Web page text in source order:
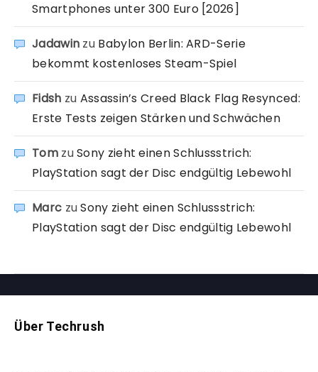
Smartphones unter 300 Euro [2026]
Jadawin zu Babylon Berlin: ARD-Serie
bekommt kostenloses Steam-Spiel
Fidsh zu Assassin’s Creed Black Flag Resynced:
Erste Tests zeigen Stärken und Schwächen
TomzuSony zieht einen Schlussstrich:
PlayStation sagt der Disc endgültig Lebewohl
Marc zuSony zieht einen Schlussstrich:
PlayStation sagt der Disc endgültig Lebewohl
Über Techrush